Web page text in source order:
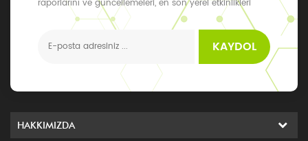
raporlarını ve güncellemeleri, en son yerel etkinlikleri
alabilirsiniz
KAYDOL
HAKKIMIZDA